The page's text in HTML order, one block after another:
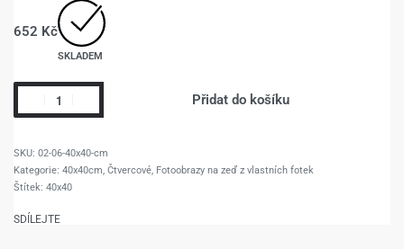
652 Kč
SKLADEM
Přidat do košíku
02-06-40x40-cm
Kategorie: 40x40cm, Čtvercové, Fotoobrazy na zeď z vlastních fotek
Štítek: 40x40
SDÍLEJTE